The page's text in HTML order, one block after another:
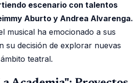
escenario con talentos
Aburto y Andrea Alvarenga.
musical ha emocionado a sus
su decisión de explorar nuevas
teatral.